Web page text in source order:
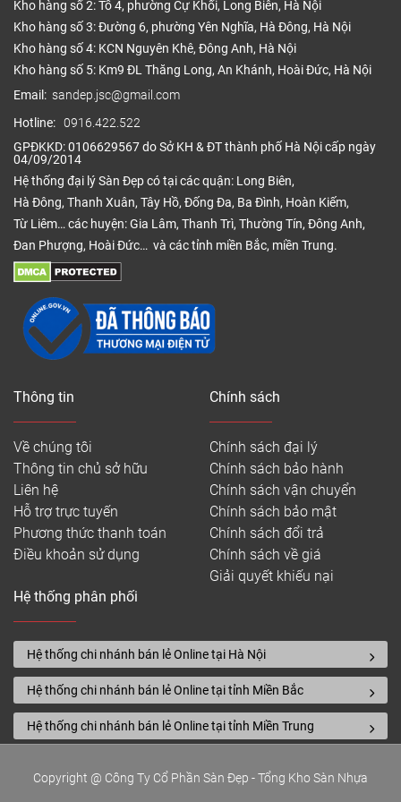
Ưu điểm sàn nhựa giả thảm
1. Chất lượng hàng đầu
Sàn nhựa giả thảm khắc phục được hoàn toàn các
cháy lan, nấm mốc. Sàn nhựa giữ được các ưu
điểm của thảm trải sàn nhà đó là chống trơn trượt,
cách âm tốt, không biến dạng khi thời tiết thay đổi.
2. Tốt cho sức khỏe
Sàn không gây dị ứng, an toàn với sức khỏe của
môi trường.
3. Lắp đặt dễ dàng
Ghép màu sàn nhựa giả thảm độc đáo, lắp trong
Sản phẩm nhẹ dễ dàng vận chuyển mang vác, dễ
tháo dỡ, thi công lắp đặt dễ dàng, có thể chuyển
nhiều vị trí lắp đặt khác nhau, có thể tái sử dụng nên
mua sàn nhựa vân thảm giúp tiết kiệm chi phí tối
4. Dễ dàng vệ sinh, bảo trì, thay thế
Kho hàng số 2: Tổ 4, phường Cự Khối, Long Biên, Hà Nội
Kho hàng số 3: Đường 6, phường Yên Nghĩa, Hà Đông, Hà Nội
Kho hàng số 4: KCN Nguyên Khê, Đông Anh, Hà Nội
Kho hàng số 5: Km9 ĐL Thăng Long, An Khánh, Hoài Đức, Hà Nội
Email: sandep.jsc@gmail.com
Hotline: 0916.422.522
GPĐKKD: 0106629567 do Sở KH & ĐT thành phố Hà Nội cấp ngày
04/09/2014
Hệ thống đại lý Sàn Đẹp có tại các quận: Long Biên,
Hà Đông, Thanh Xuân, Tây Hồ, Đống Đa, Ba Đình, Hoàn Kiếm,
Từ Liêm… các huyện: Gia Lâm, Thanh Trì, Thường Tín, Đông Anh,
Đan Phượng, Hoài Đức… và các tỉnh miền Bắc, miền Trung.
Thông tin
Về chúng tôi
Thông tin chủ sở hữu
Liên hệ
Hỗ trợ trực tuyến
Phương thức thanh toán
Điều khoản sử dụng
Chính sách
Chính sách đại lý
Chính sách bảo hành
Chính sách vận chuyển
Chính sách bảo mật
Chính sách đổi trả
Chính sách về giá
Giải quyết khiếu nại
Hệ thống phân phối
Hệ thống chi nhánh bán lẻ Online tại Hà Nội
Hệ thống chi nhánh bán lẻ Online tại tỉnh Miền Bắc
Hệ thống chi nhánh bán lẻ Online tại tỉnh Miền Trung
Copyright @ Công Ty Cổ Phần Sàn Đẹp - Tổng Kho Sàn Nhựa